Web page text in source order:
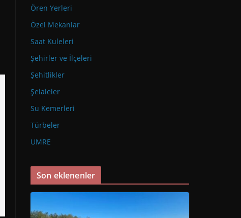
Ören Yerleri
Özel Mekanlar
Saat Kuleleri
Şehirler ve İlçeleri
Şehitlikler
Şelaleler
Su Kemerleri
Türbeler
UMRE
Son eklenenler